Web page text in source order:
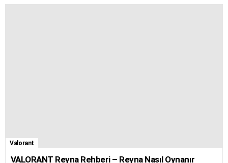
Valorant
VALORANT Reyna Rehberi – Reyna Nasıl Oynanır